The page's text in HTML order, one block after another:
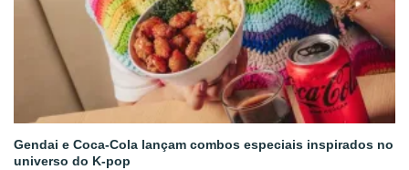
Gendai e Coca-Cola lançam combos especiais inspirados no
universo do K-pop